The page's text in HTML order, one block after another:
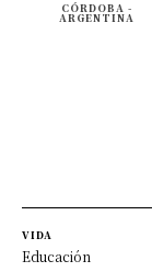
CÓRDOBA -
ARGENTINA
VIDA
Educación